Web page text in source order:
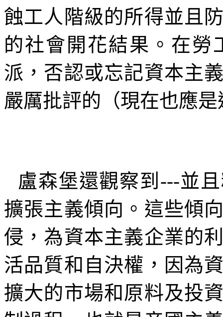
蝕工人階級的所得並且
的社會開花結果。在勞
派，否認或忘記資本主
嚴厲批評的（現在也應
盧森堡還觀察到 ---並
擴張主義傾向。這些傾
侵，為資本主義企業的
活品質和自決權，因為
擴大的市場和原料及投